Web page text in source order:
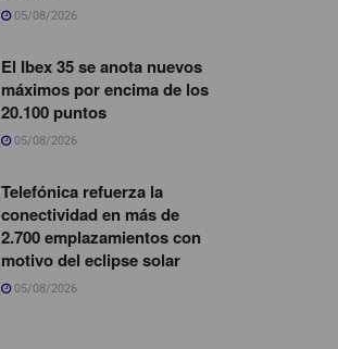
05/08/2026
El Ibex 35 se anota nuevos
máximos por encima de los
20.100 puntos
05/08/2026
Telefónica refuerza la
conectividad en más de
2.700 emplazamientos con
motivo del eclipse solar
05/08/2026